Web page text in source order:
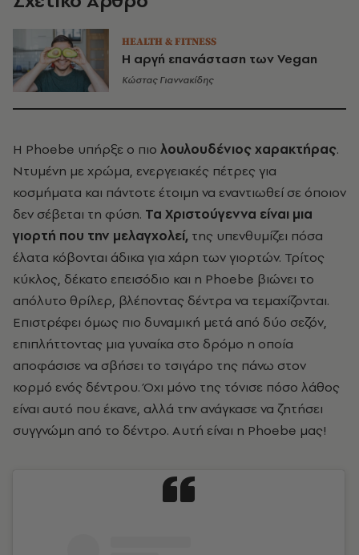
HEALTH & FITNESS
Η αργή επανάσταση των Vegan
Κώστας Γιαννακίδης
Η Phoebe υπήρξε ο πιο λουλουδένιος χαρακτήρας.
Ντυμένη με χρώμα, ενεργειακές πέτρες για
κοσμήματα και πάντοτε έτοιμη να εναντιωθεί σε όποιον
δεν σέβεται τη φύση. Τα Χριστούγεννα είναι μια
γιορτή που την μελαγχολεί, της υπενθυμίζει πόσα
έλατα κόβονται άδικα για χάρη των γιορτών. Τρίτος
κύκλος, δέκατο επεισόδιο και η Phoebe βιώνει το
απόλυτο θρίλερ, βλέποντας δέντρα να τεμαχίζονται.
Επιστρέφει όμως πιο δυναμική μετά από δύο σεζόν,
επιπλήττοντας μια γυναίκα στο δρόμο η οποία
αποφάσισε να σβήσει το τσιγάρο της πάνω στον
κορμό ενός δέντρου. Όχι μόνο της τόνισε πόσο λάθος
είναι αυτό που έκανε, αλλά την ανάγκασε να ζητήσει
συγγνώμη από το δέντρο. Αυτή είναι η Phoebe μας!